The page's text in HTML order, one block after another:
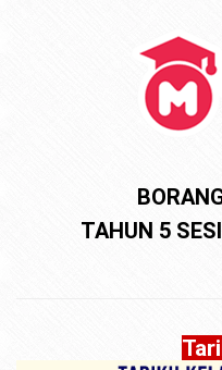
TAHUN 5